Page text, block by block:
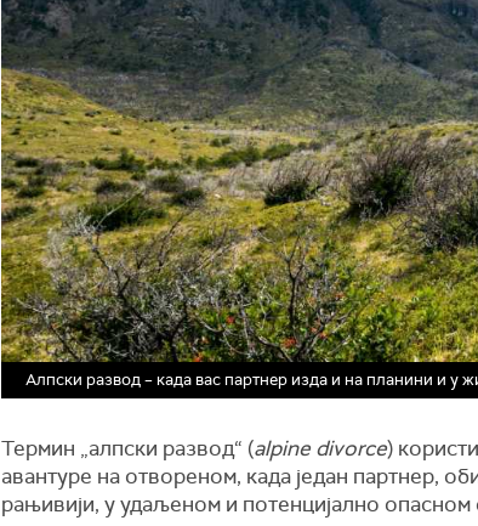
Алпски развод – када вас партнер изда и на планини и у
Термин „алпски развод“ (alpine divorce)
авантуре на отвореном, када један партнер,
рањивији, у удаљеном и потенцијално